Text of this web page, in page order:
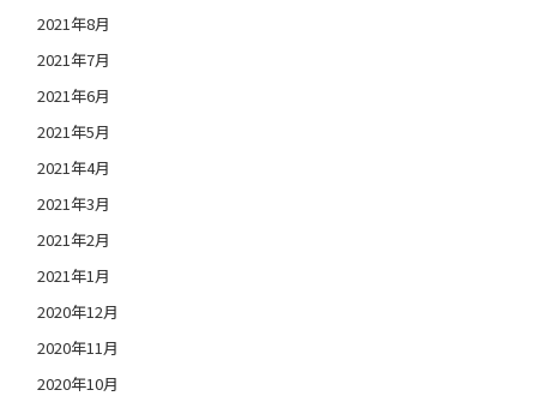
2021年8月
2021年7月
2021年6月
2021年5月
2021年4月
2021年3月
2021年2月
2021年1月
2020年12月
2020年11月
2020年10月